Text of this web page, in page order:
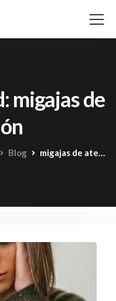
migajas de
Blog migajas de atención